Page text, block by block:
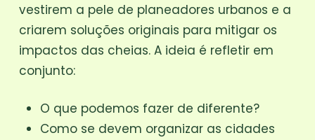
vestirem a pele de planeadores urbanos e a
criarem soluções originais para mitigar os
impactos das cheias. A ideia é refletir em
conjunto:
O que podemos fazer de diferente?
Como se devem organizar as cidades